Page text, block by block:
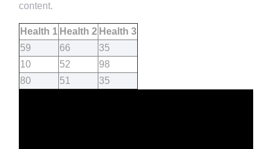
content.
Health 1 Health 2 Health 3
59
66
35
10
52
98
80
51 35